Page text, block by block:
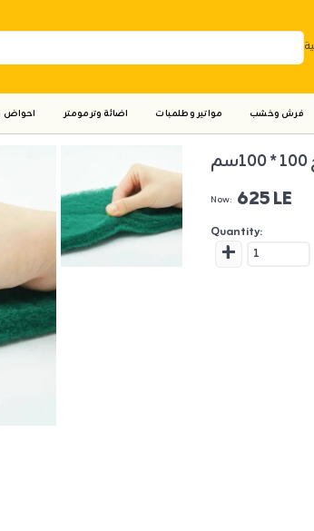
احواض اضائة وترمومتر مواتير وطلمبات فرش وخشب
Now: 625 LE
Quantity:
+